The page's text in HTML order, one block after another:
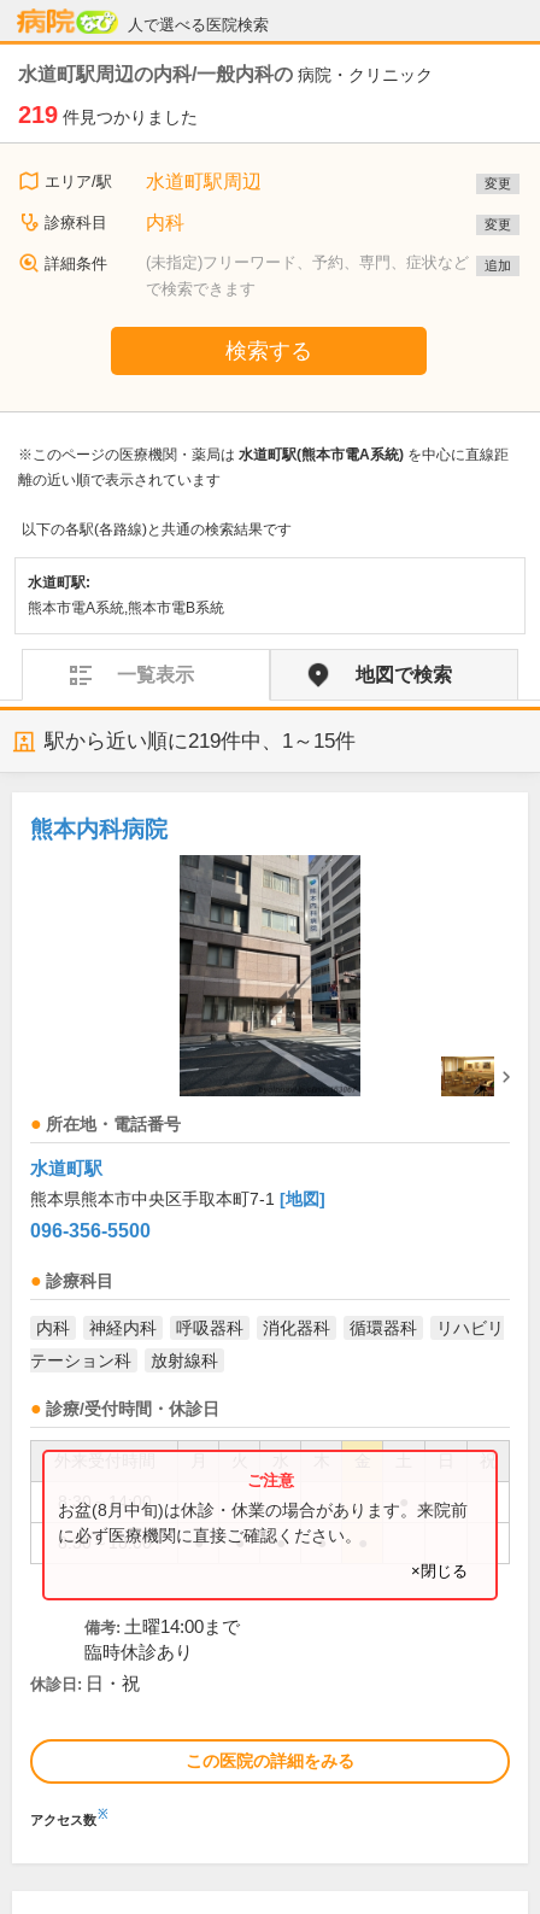
人で選べる医院検索
病院なび
水道町駅周辺の内科/一般内科の 病院・クリニック
219 件見つかりました
エリア/駅 水道町駅周辺 変更
診療科目 内科 変更
詳細条件
(未指定)フリーワード、予約、専門、症状など
で検索できます
追加
検索する
※このページの医療機関・薬局は 水道町駅(熊本市電A系統) を中心に直線距
離の近い順で表示されています
以下の各駅(各路線)と共通の検索結果です
水道町駅:
熊本市電A系統,熊本市電B系統
一覧表示 地図で検索
駅から近い順に219件中、 1～15件
熊本内科病院
所在地・電話番号
水道町駅
熊本県熊本市中央区手取本町7-1 [地図]
096-356-5500
診療科目
内科 神経内科 呼吸器科 消化器科 循環器科
リハビリ
テーション科
放射線科
診療/受付時間・休診日
祝
8:30～14:00
8:30～18:00 ● ● ● ●
お盆(8月中旬)は休診・休業の場合があります。来院前
に必ず医療機関に直接ご確認ください。
×閉じる
備考: 土曜14:00まで
臨時休診あり
休診日: 日・祝
この医院の詳細をみる
アクセス数※